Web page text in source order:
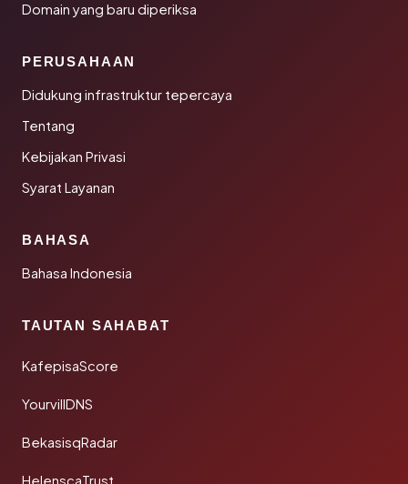
Domain yang baru diperiksa
PERUSAHAAN
Didukung infrastruktur tepercaya
Tentang
Kebijakan Privasi
Syarat Layanan
BAHASA
Bahasa Indonesia
TAUTAN SAHABAT
KafepisaScore
YourvillDNS
BekasisqRadar
HelenscaTrust